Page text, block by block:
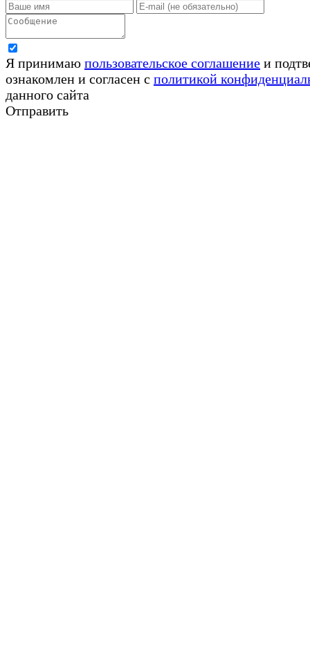
Я принимаю пользовательское соглашение и
ознакомлен и согласен с политикой
данного сайта
Отправить